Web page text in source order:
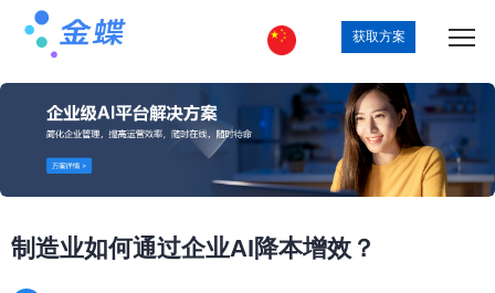
获取方案
制造业如何通过企业AI降本增效？